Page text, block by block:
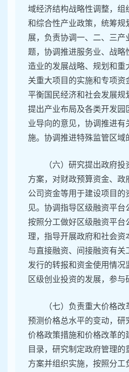
域经济结构战略性调整，组
和综合性产业政策，统筹规
展，负责协调一、二、三产
题，协调推进服务业、战略
造业的发展战略、规划和重
关重大项目的实施和专项资
平衡国民经济和社会发展规
提出产业布局及各类开发园
业导向的意见，协调推进有
施。协调推进特殊监管区域
（六）研究提出政府
方案，对财政预算资金、政
公司资金等用于建设项目的
见。协调指导区级融资平台
按照分工做好区级融资平台
理，指导开展政府和社会资
与直接融资、间接融资有关
发行的转报和资金使用情况
区级创业投资的发展，参与
（七）负责重大价格
预测价格总水平的变动，研
价格政策措施和价格改革的
目录，研究制定政府管理
方案并组织实施，按照分工